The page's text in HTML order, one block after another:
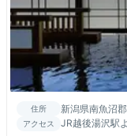
住所 新潟県南魚沼
アクセス JR越後湯沢駅